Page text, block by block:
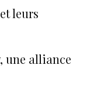
leurs
une alliance